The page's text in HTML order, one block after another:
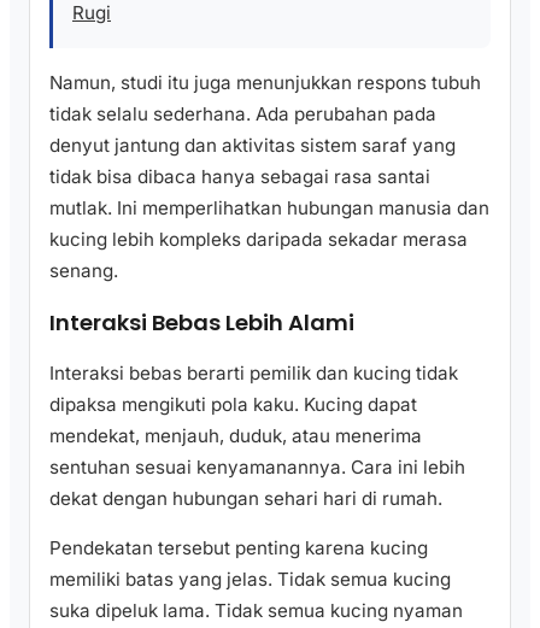
Rugi
Namun, studi itu juga menunjukkan respons tubuh
tidak selalu sederhana. Ada perubahan pada
denyut jantung dan aktivitas sistem saraf yang
tidak bisa dibaca hanya sebagai rasa santai
mutlak. Ini memperlihatkan hubungan manusia dan
kucing lebih kompleks daripada sekadar merasa
senang.
Interaksi Bebas Lebih Alami
Interaksi bebas berarti pemilik dan kucing tidak
dipaksa mengikuti pola kaku. Kucing dapat
mendekat, menjauh, duduk, atau menerima
sentuhan sesuai kenyamanannya. Cara ini lebih
dekat dengan hubungan sehari hari di rumah.
Pendekatan tersebut penting karena kucing
memiliki batas yang jelas. Tidak semua kucing
suka dipeluk lama. Tidak semua kucing nyaman